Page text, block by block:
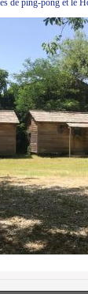
de ping-pong et le